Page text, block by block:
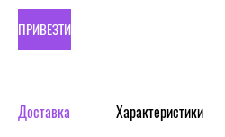
ПРИВЕЗТИ
ЗАКАЗ
Доставка Характеристики